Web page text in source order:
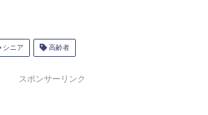
シニア 高齢者
スポンサーリンク